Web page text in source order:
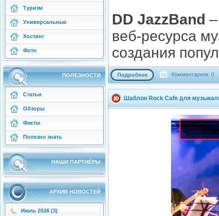
Туризм
Универсальные
Хостинг
Фото
ПОЛЕЗНОСТИ
Статьи
Обзоры
Факты
Полезно знать
НАШИ ПАРТНЁРЫ
АРХИВ НОВОСТЕЙ
Июль 2026 (3)
DD JazzBand
веб-ресурса
создания
Подробнее Комментариев: 0
Шаблон Rock Cafe для